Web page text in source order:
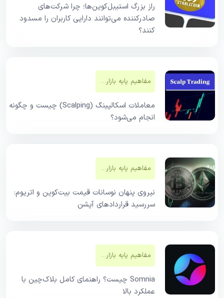
راز بزرگ استیبل‌کوین‌ها؛ چرا شرکت‌های
صادرکننده می‌توانند دارایی کاربران را مسدود
کنند؟
مفاهیم پایه بازار‌های مالی
معاملات اسکالپینگ (Scalping) چیست و چگونه
انجام می‌شود؟
مفاهیم پایه بازار‌های مالی
نیروی پنهان نوسانات قیمت بیت‌کوین و اتریوم:
سررسید قراردادهای آپشن
مفاهیم پایه بازار‌های مالی
Somnia چیست؟ راهنمای کامل بلاک‌چین با
عملکرد بالا